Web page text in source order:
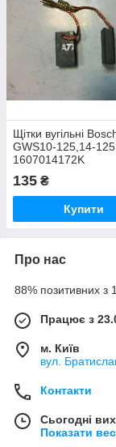
Щітки вугільні
GWS10-125,14-125
1607014172K
135 ₴
Купити
Про нас
88% позитивних з
Працює з
м. Київ
вул.
Контакти
Сьогодні
Показати